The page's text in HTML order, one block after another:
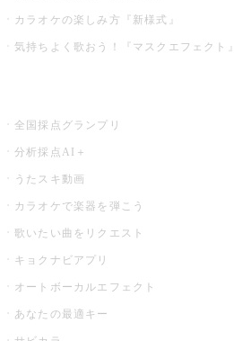
カラオケの楽しみ方『新様式』
気持ちよく歌おう！『マスクエフェクト』
全国採点グランプリ
分析採点AI＋
うたスキ動画
カラオケで楽器を弾こう
歌いたい曲をリクエスト
キョクナビアプリ
オートボーカルエフェクト
あなたの最適キー